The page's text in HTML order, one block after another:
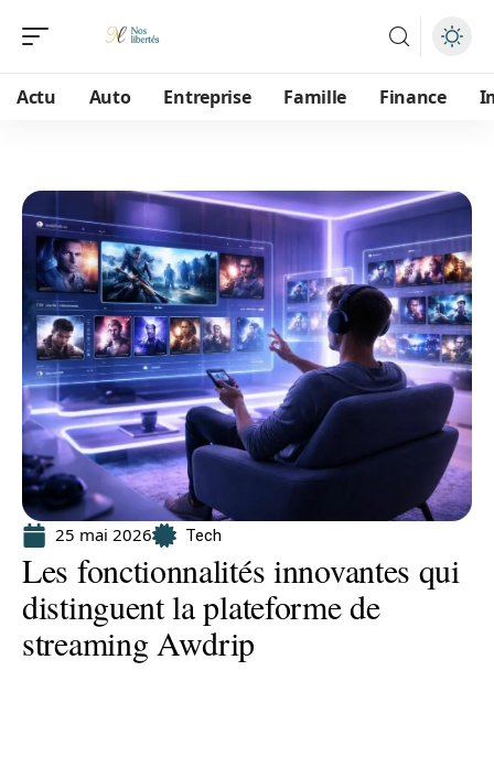
Actu Auto Entreprise Famille Finance
25 mai 2026 Tech
Les fonctionnalités innovantes qui
distinguent la plateforme de
streaming Awdrip